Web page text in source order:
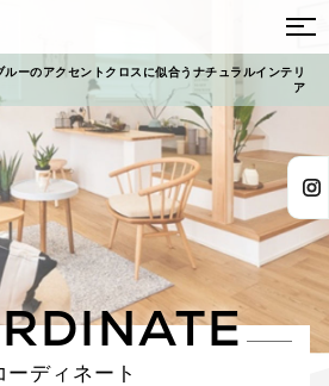
ルーのアクセントクロスに似合うナチュラルインテリ
ア
ーディネート